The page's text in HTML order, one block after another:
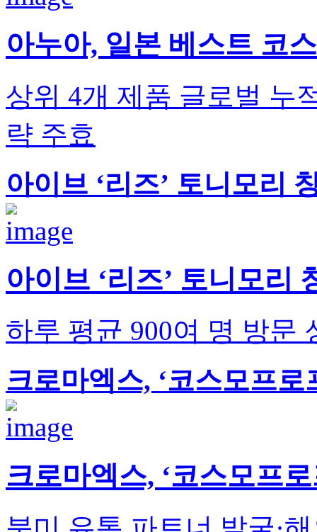
아누아, 일본 베스트 코
상위 4개 제품 글로벌 누
략 주효
아이브 ‘리즈’ 토니모리
아이브 ‘리즈’ 토니모리
하루 평균 900여 명 방문
크로마엑스, ‘코스모프로
크로마엑스, ‘코스모프